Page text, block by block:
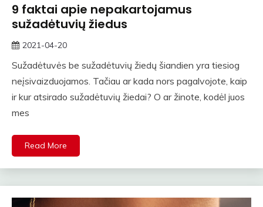
9 faktai apie nepakartojamus
sužadėtuvių žiedus
2021-04-20
Sužadėtuvės be sužadėtuvių žiedų šiandien yra tiesiog
neįsivaizduojamos. Tačiau ar kada nors pagalvojote, kaip
ir kur atsirado sužadėtuvių žiedai? O ar žinote, kodėl juos
mes
Read More